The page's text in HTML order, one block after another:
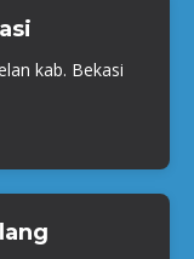
kab. Bekasi